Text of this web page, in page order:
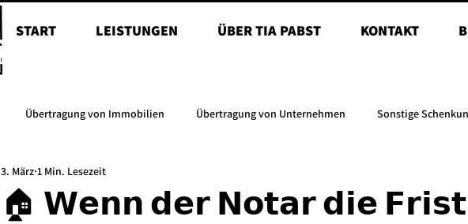
START LEISTUNGEN ÜBER TIA PABST KONTAKT
Übertragung von Immobilien Übertragung von Unternehmen Sonstige
Nießbrauchsrecht
🏠 𝗪𝗲𝗻𝗻 𝗱𝗲𝗿 𝗡𝗼𝘁𝗮𝗿 𝗱𝗶𝗲 𝗙𝗿𝗶𝘀𝘁
3. März 1 Min. Lesezeit